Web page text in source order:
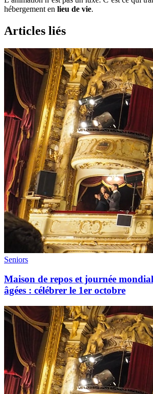
hébergement en lieu de vie.
Articles liés
Seniors
Maison de repos et journée
âgées : célébrer le 1er octobre